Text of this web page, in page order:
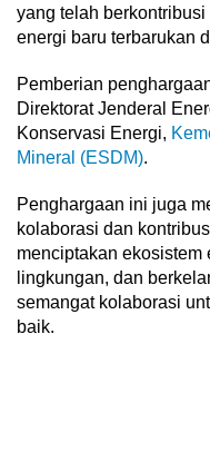
yang telah
energi baru terbarukan
Pemberian
Direktorat Jenderal
Konservasi Energi,
Mineral (ESDM).
Penghargaan ini juga
kolaborasi dan
menciptakan ekosistem
lingkungan, dan
semangat kolaborasi
baik.